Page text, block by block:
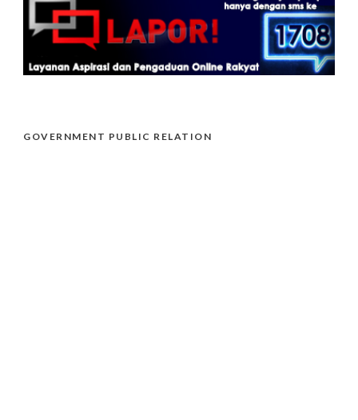
GOVERNMENT PUBLIC RELATION